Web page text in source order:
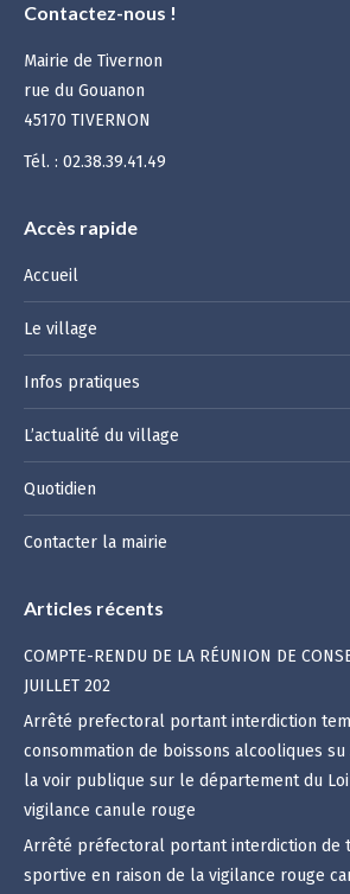
Contactez-nous !
Mairie de Tivernon
rue du Gouanon
45170 TIVERNON
Tél. : 02.38.39.41.49
Accès rapide
Accueil
Le village
Infos pratiques
L’actualité du village
Quotidien
Contacter la mairie
Articles récents
COMPTE-RENDU DE LA RÉUNION DE
JUILLET 202
Arrêté prefectoral portant interdiction
consommation de boissons alcooliques su
la voir publique sur le département du
vigilance canule rouge
Arrêté préfectoral portant interdiction de
sportive en raison de la vigilance rouge